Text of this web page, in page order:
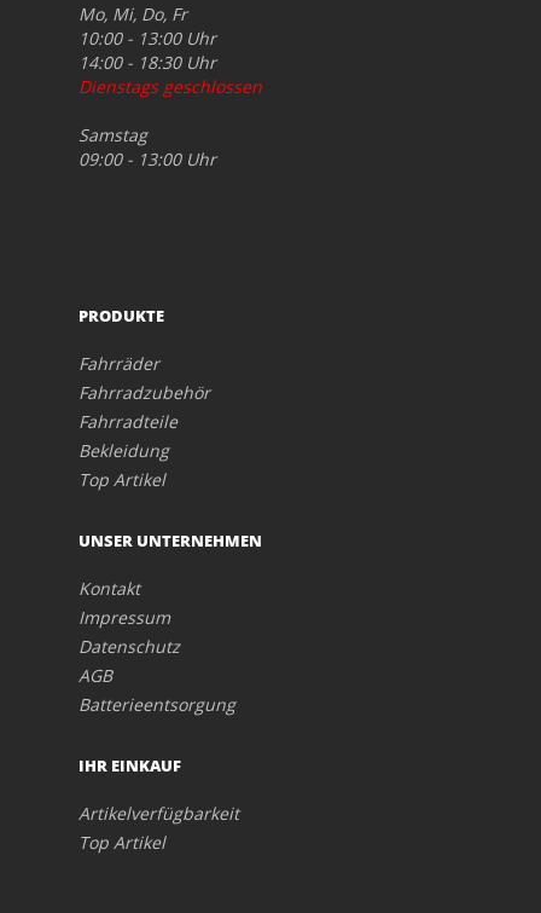
Mo, Mi, Do, Fr
10:00 - 13:00 Uhr
14:00 - 18:30 Uhr
Dienstags geschlossen
Samstag
09:00 - 13:00 Uhr
PRODUKTE
Fahrräder
Fahrradzubehör
Fahrradteile
Bekleidung
Top Artikel
UNSER UNTERNEHMEN
Kontakt
Impressum
Datenschutz
AGB
Batterieentsorgung
IHR EINKAUF
Artikelverfügbarkeit
Top Artikel